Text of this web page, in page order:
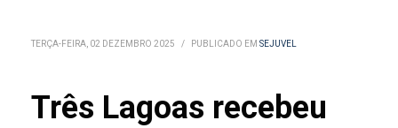
TERÇA-FEIRA, 02 DEZEMBRO 2025 / PUBLICADO EM SEJUVEL
Três Lagoas recebeu